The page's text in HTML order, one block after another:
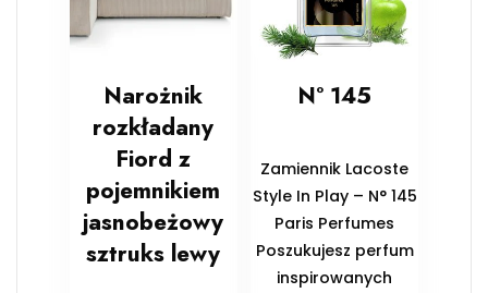
Narożnik
rozkładany
Fiord z
pojemnikiem
jasnobeżowy
sztruks lewy
N° 145
Zamiennik Lacoste
Style In Play – N° 145
Paris Perfumes
Poszukujesz perfum
inspirowanych